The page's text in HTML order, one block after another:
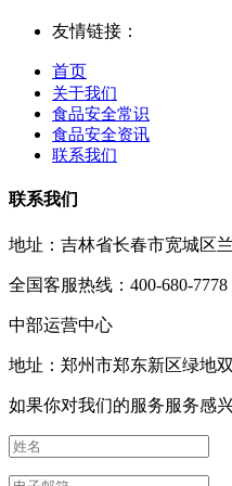
友情链接：
首页
关于我们
食品安全常识
食品安全资讯
联系我们
联系我们
地址：吉林省长春市宽城区
全国客服热线：400-680-7778
中部运营中心
地址：郑州市郑东新区绿地
如果你对我们的服务服务感